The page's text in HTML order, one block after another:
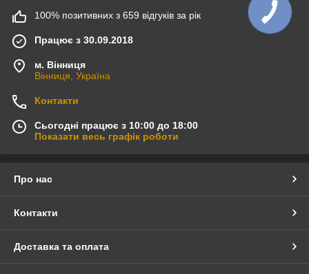
100% позитивних з 659 відгуків за рік
Працює з 30.09.2018
м. Вінниця
Вінниця, Україна
Контакти
Сьогодні працює з 10:00 до 18:00
Показати весь графік роботи
Про нас
Контакти
Доставка та оплата